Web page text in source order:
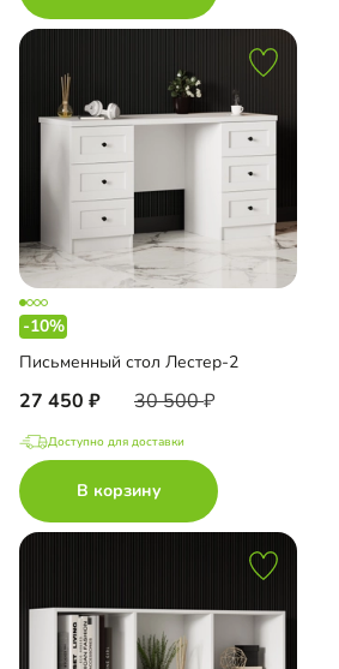
-10%
Письменный стол Лестер-2
27 450 30 500
Доступно для доставки
В корзину